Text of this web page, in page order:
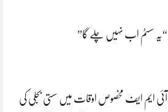
“یہ سسٹم اب نہیں چلے گا”
آئی ایم ایف مخصوص اوقات میں سستی بجلی کی